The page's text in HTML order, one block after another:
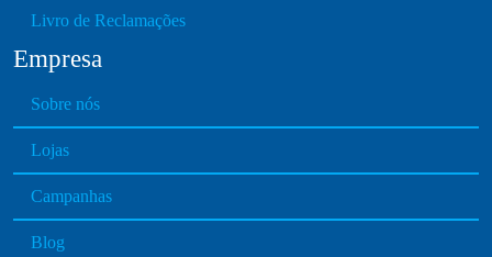
Livro de Reclamações
Empresa
Sobre nós
Lojas
Campanhas
Blog